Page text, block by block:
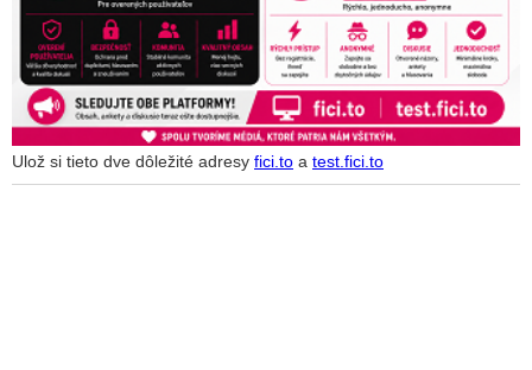
Ulož si tieto dve dôležité adresy fici.to a test.fici.to